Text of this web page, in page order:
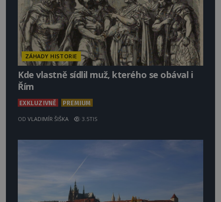
ZÁHADY HISTORIE
Kde vlastně sídlil muž, kterého se obával i
Řím
EXKLUZIVNĚ PREMIUM
OD VLADIMÍR ŠIŠKA 3.5TIS